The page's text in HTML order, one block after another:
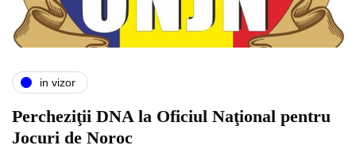
in vizor
Percheziţii DNA la Oficiul Naţional pentru
Jocuri de Noroc